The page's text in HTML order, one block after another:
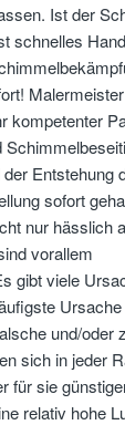
Ist der
schnelles
kompetenter
Entstehung
sofort
nur hässlich
vorallem
gibt viele
und/oder
sich in jeder
für sie
relativ hohe